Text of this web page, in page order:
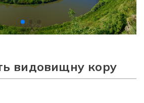
Багаторічники
Виноград
видовищну кору